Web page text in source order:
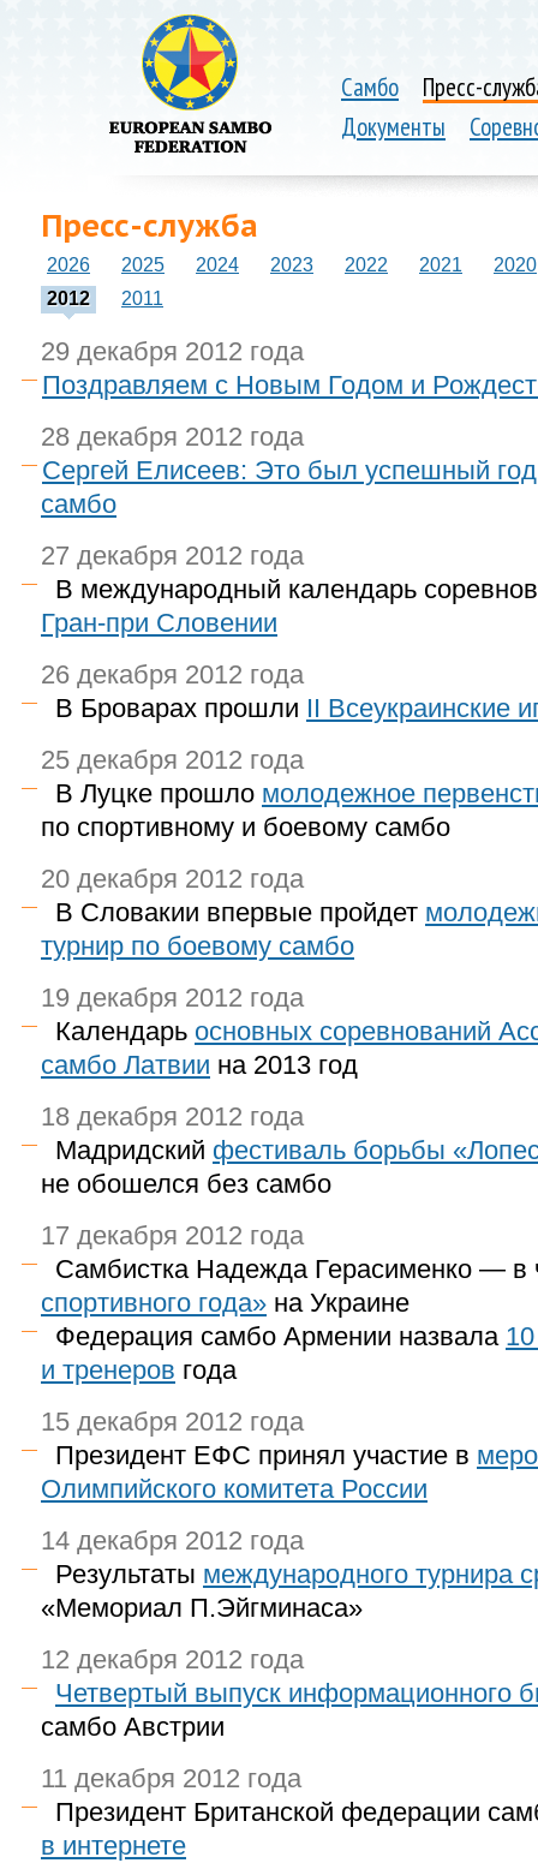
Самбо
Пресс-
Документы
Пресс-служба
2026 2025 2024 2023 2022 2021
2020
2012
2011
29 декабря 2012 года
Поздравляем с Новым Годом и
28 декабря 2012 года
Сергей Елисеев: Это был успешный год
самбо
27 декабря 2012 года
В международный календарь
Гран-при Словении
26 декабря 2012 года
В Броварах прошли II Всеукраинские
25 декабря 2012 года
В Луцке прошло молодежное
по спортивному и боевому самбо
20 декабря 2012 года
В Словакии впервые пройдет
турнир по боевому самбо
19 декабря 2012 года
Календарь основных соревнований
самбо Латвии на 2013 год
18 декабря 2012 года
Мадридский фестиваль борьбы
не обошелся без самбо
17 декабря 2012 года
Самбистка Надежда Герасименко — в
спортивного года» на Украине
Федерация самбо Армении назвала
и тренеров года
15 декабря 2012 года
Президент ЕФС принял участие в
Олимпийского комитета России
14 декабря 2012 года
Результаты международного турнира
«Мемориал П.Эйгминаса»
12 декабря 2012 года
Четвертый выпуск информационного
самбо Австрии
11 декабря 2012 года
Президент Британской федерации
в интернете